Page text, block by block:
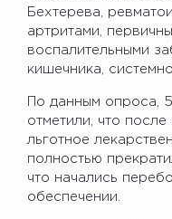
Бехтерева,
артритами,
воспалительными
кишечника,
По данным опроса,
отметили, что после
льготное
полностью
что начались
обеспечении.